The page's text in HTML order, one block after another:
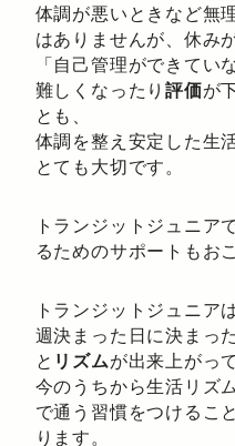
体調が悪いときなど無
はありませんが、休み
「自己管理ができてい
難しくなったり評価が
とも、
体調を整え安定した生
とても大切です。
トランジットジュニア
るためのサポートもお
トランジットジュニア
週決まった日に決まっ
と リズムが出来上がっ
今のうちから生活リズ
で通う習慣をつけるこ
ります。